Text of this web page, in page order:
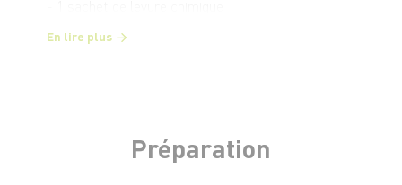
- 100 g de pépites de chocolat (ou morceaux de
d’amande ou de noisette)
- 80 ml d’huile végétale (huile de tournesol ou huile
En lire plus
Préparation